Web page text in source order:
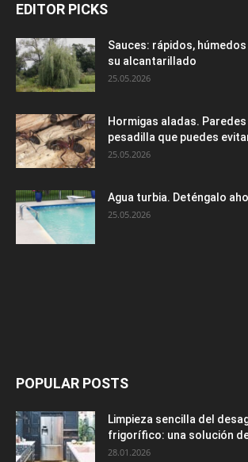
EDITOR PICKS
Sauces: rápidos,
su alcantarillado
25.05.2026
Hormigas aladas.
pesadilla que puedes
25.05.2026
Agua turbia. Deténgalo
25.05.2026
POPULAR POSTS
Limpieza sencilla del
frigorífico: una solución
28.01.2026